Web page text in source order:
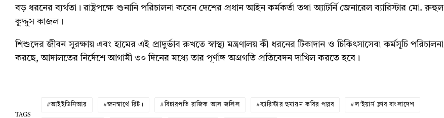
বড় ধরনের ব্যর্থতা। রাষ্ট্রপক্ষে শুনানি পরিচালনা করেন দেশের প্রধান আইন কর্মকর্তা তথা অ্যাটর্নি জেনারেল ব্যারিস্টার মো. রুহুল
কুদ্দুস কাজল।
শিশুদের জীবন সুরক্ষায় এবং হামের এই প্রাদুর্ভাব রুখতে স্বাস্থ্য মন্ত্রণালয় কী ধরনের টিকাদান ও চিকিৎসাসেবা কর্মসূচি পরিচালনা
করছে, আদালতের নির্দেশে আগামী ৩০ দিনের মধ্যে তার পূর্ণাঙ্গ অগ্রগতি প্রতিবেদন দাখিল করতে হবে।
TAGS
আইইডিসিআর জনস্বার্থে রিট। বিচারপতি রাজিক আল জলিল ব্যারিস্টার হুমায়ন কবির পল্লব ল'ইয়ার্স ক্লাব বাংলাদেশ